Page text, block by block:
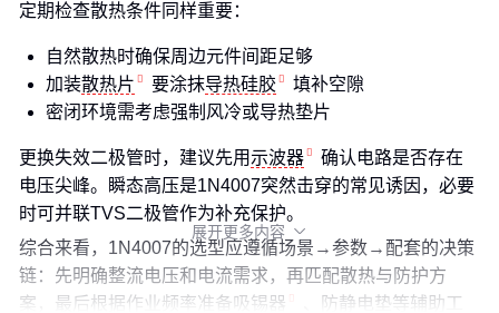
定期检查散热条件同样重要：
自然散热时确保周边元件间距足够
加装散热片 要涂抹导热硅胶
填补空隙
密闭环境需考虑强制风冷或导热垫片
更换失效二极管时，建议先用 示波器
确认电路是否存在
电压尖峰。瞬态高压是1N4007突然击穿的常见诱因，必要
时可并联TVS二极管作为补充保护。
综合来看，1N4007的选型应遵循场景→参数→配套的决策
链：先明确整流电压和电流需求，再匹配散热与防护方
案，最后根据作业频率准备吸锡器
、防静电垫等辅助工
展开更多内容 